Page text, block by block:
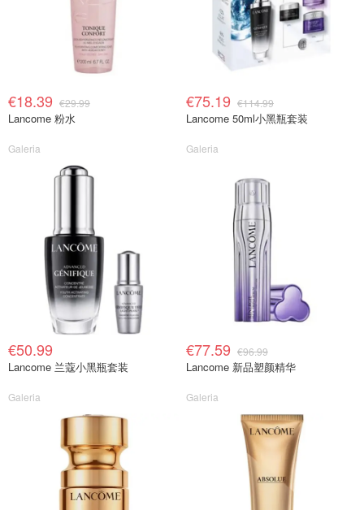
€18.39 €29.99
Lancome 粉水
Galeria
€75.19 €114.99
Lancome 50ml小黑瓶套装
Galeria
€50.99
Lancome 兰蔻小黑瓶套装
Galeria
€77.59 €96.99
Lancome 新品塑颜精华
Galeria